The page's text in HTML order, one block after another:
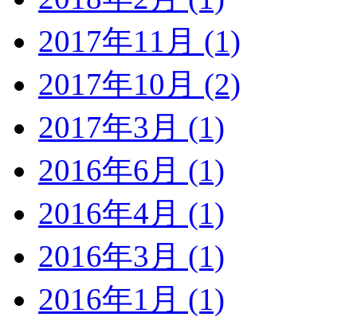
2017年11月 (1)
2017年10月 (2)
2017年3月 (1)
2016年6月 (1)
2016年4月 (1)
2016年3月 (1)
2016年1月 (1)